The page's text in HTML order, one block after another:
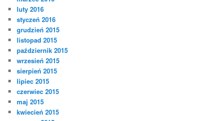
luty 2016
styczeń 2016
grudzień 2015
listopad 2015
październik 2015
wrzesień 2015
sierpień 2015
lipiec 2015
czerwiec 2015
maj 2015
kwiecień 2015